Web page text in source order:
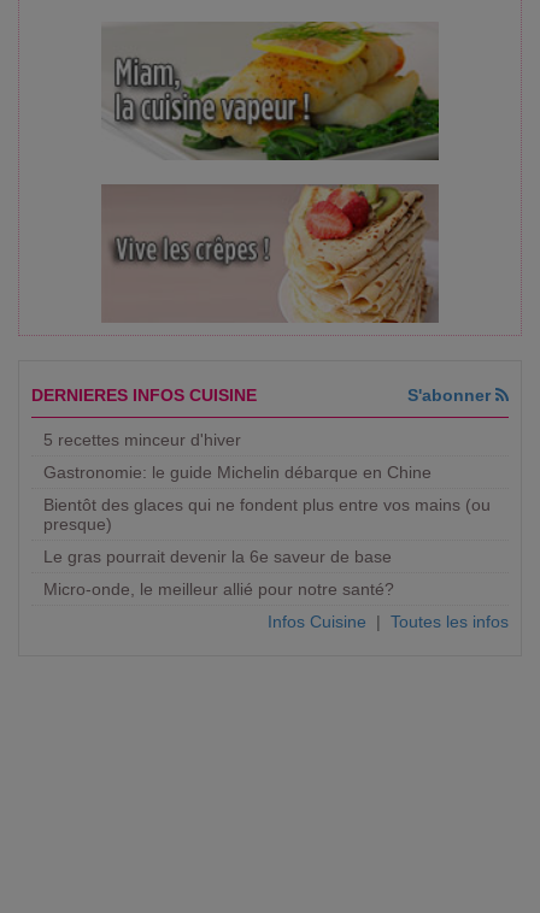
DERNIERES INFOS CUISINE S'abonner
5 recettes minceur d'hiver
Gastronomie: le guide Michelin débarque en Chine
Bientôt des glaces qui ne fondent plus entre vos mains (ou
presque)
Le gras pourrait devenir la 6e saveur de base
Micro-onde, le meilleur allié pour notre santé?
Infos Cuisine | Toutes les infos